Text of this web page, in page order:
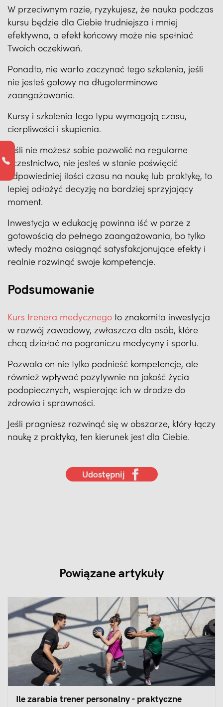
W przeciwnym razie, ryzykujesz, że nauka podczas
kursu będzie dla Ciebie trudniejsza i mniej
efektywna, a efekt końcowy może nie spełniać
Twoich oczekiwań.
Ponadto, nie warto zaczynać tego szkolenia, jeśli
nie jesteś gotowy na długoterminowe
zaangażowanie.
Kursy i szkolenia tego typu wymagają czasu,
cierpliwości i skupienia.
Jeśli nie możesz sobie pozwolić na regularne
uczestnictwo, nie jesteś w stanie poświęcić
odpowiedniej ilości czasu na naukę lub praktykę, to
lepiej odłożyć decyzję na bardziej sprzyjający
moment.
Inwestycja w edukację powinna iść w parze z
gotowością do pełnego zaangażowania, bo tylko
wtedy można osiągnąć satysfakcjonujące efekty i
realnie rozwinąć swoje kompetencje.
Podsumowanie
Kurs trenera medycznego to znakomita inwestycja
w rozwój zawodowy, zwłaszcza dla osób, które
chcą działać na pograniczu medycyny i sportu.
Pozwala on nie tylko podnieść kompetencje, ale
również wpływać pozytywnie na jakość życia
podopiecznych, wspierając ich w drodze do
zdrowia i sprawności.
Jeśli pragniesz rozwinąć się w obszarze, który łączy
naukę z praktyką, ten kierunek jest dla Ciebie.
Udostępnij
Powiązane artykuły
Ile zarabia trener personalny - praktyczne